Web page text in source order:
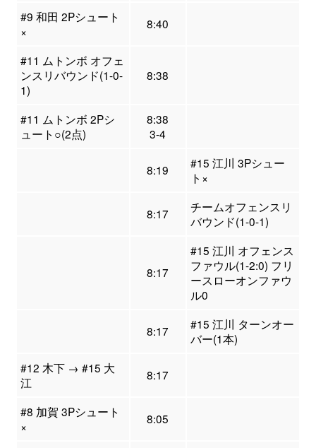
#9 和田 2Pシュート
×
8:40
#11 ムトンボ オフェ
ンスリバウンド(1-0-
1)
8:38
#11 ムトンボ 2Pシ
ュート○(2点)
8:38
3-4
8:19
#15 江川 3Pシュー
ト×
8:17
チームオフェンスリ
バウンド(1-0-1)
8:17
#15 江川 オフェンス
ファウル(1-2:0) フリ
ースローオンファウ
ル0
8:17
#15 江川 ターンオー
バー(1本)
#12 木下 → #15 大
江
8:17
#8 加賀 3Pシュート
×
8:05